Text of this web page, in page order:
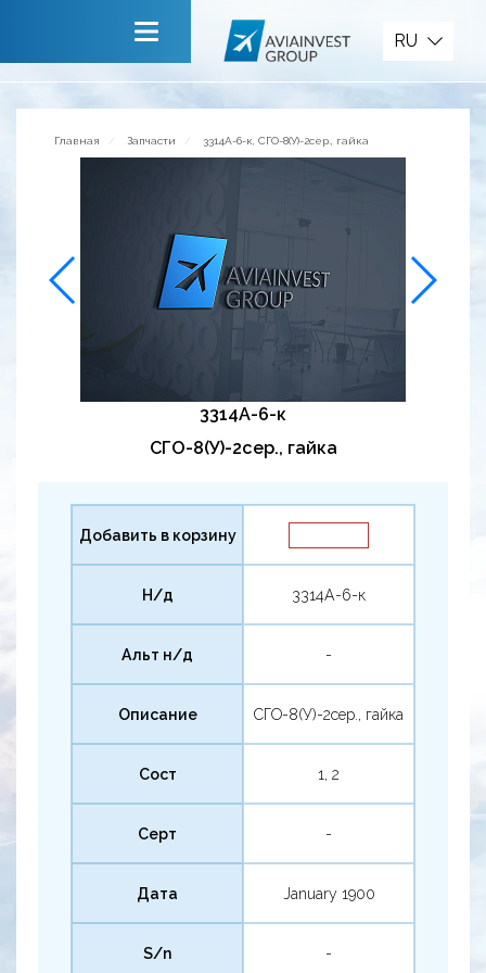
Сервисы
Обратная связь
RU
Главная Запчасти 3314А-6-к, СГО-8(У)-2сер., гайка
3314А-6-к
СГО-8(У)-2сер., гайка
Добавить в корзину
Н/д 3314А-6-к
Альт н/д -
Описание СГО-8(У)-2сер., гайка
Сост 1, 2
Серт -
Дата January 1900
S/n -